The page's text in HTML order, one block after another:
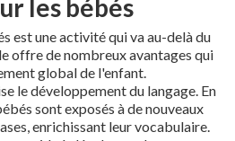
les bébés
est une activité qui va au-delà du
offre de nombreux avantages qui
global de l'enfant.
le développement du langage. En
sont exposés à de nouveaux
enrichissant leur vocabulaire.